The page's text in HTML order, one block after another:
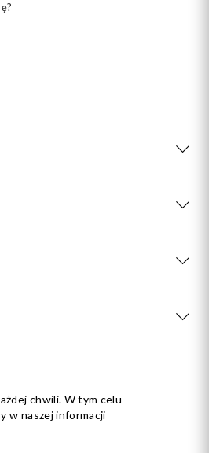
chwili. W tym celu
w naszej informacji